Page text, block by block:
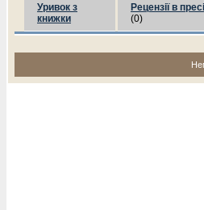
Уривок з
книжки
Рецензії в пресі
(0)